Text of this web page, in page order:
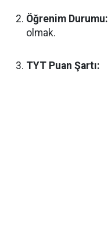
Öğrenim Durumu:
olmak.
TYT Puan Şartı: